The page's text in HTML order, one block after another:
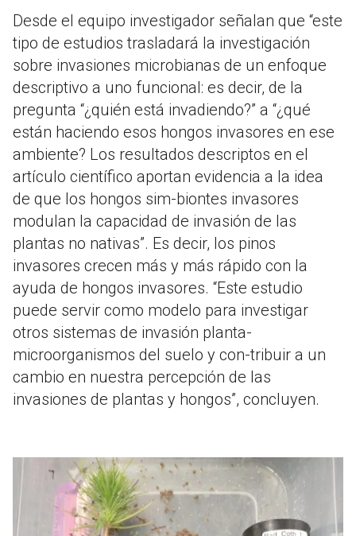
Desde el equipo investigador señalan que “este
tipo de estudios trasladará la investigación
sobre invasiones microbianas de un enfoque
descriptivo a uno funcional: es decir, de la
pregunta “¿quién está invadiendo?” a “¿qué
están haciendo esos hongos invasores en ese
ambiente? Los resultados descriptos en el
artículo científico aportan evidencia a la idea
de que los hongos sim-biontes invasores
modulan la capacidad de invasión de las
plantas no nativas”. Es decir, los pinos
invasores crecen más y más rápido con la
ayuda de hongos invasores. “Este estudio
puede servir como modelo para investigar
otros sistemas de invasión planta-
microorganismos del suelo y con-tribuir a un
cambio en nuestra percepción de las
invasiones de plantas y hongos”, concluyen.